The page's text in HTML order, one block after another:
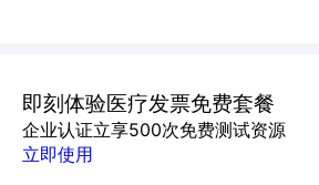
即刻体验医疗发票免费套餐
企业认证立享500次免费测试资源
立即使用